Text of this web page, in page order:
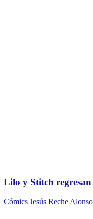
Lilo y Stitch
Cómics Jesús Reche Alonso